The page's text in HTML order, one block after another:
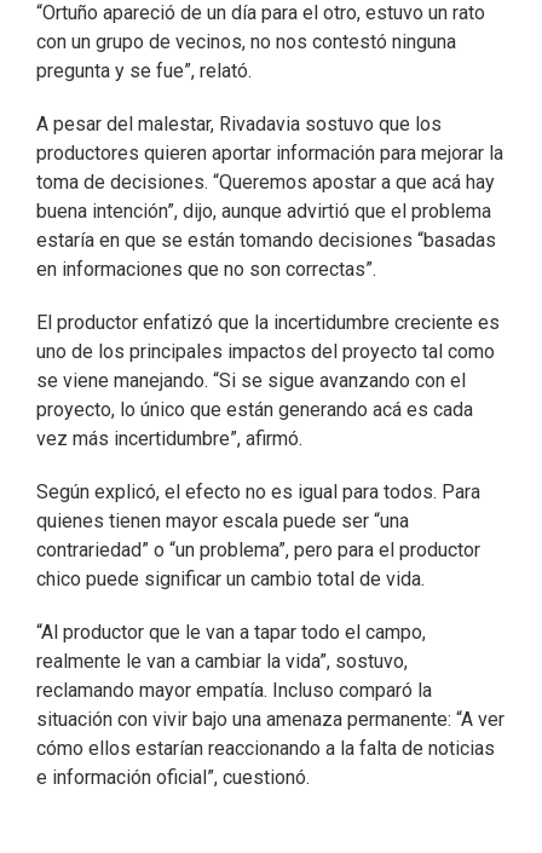
“Ortuño apareció de un día para el otro, estuvo un rato
con un grupo de vecinos, no nos contestó ninguna
pregunta y se fue”, relató.
A pesar del malestar, Rivadavia sostuvo que los
productores quieren aportar información para mejorar la
toma de decisiones. “Queremos apostar a que acá hay
buena intención”, dijo, aunque advirtió que el problema
estaría en que se están tomando decisiones “basadas
en informaciones que no son correctas”.
El productor enfatizó que la incertidumbre creciente es
uno de los principales impactos del proyecto tal como
se viene manejando. “Si se sigue avanzando con el
proyecto, lo único que están generando acá es cada
vez más incertidumbre”, afirmó.
Según explicó, el efecto no es igual para todos. Para
quienes tienen mayor escala puede ser “una
contrariedad” o “un problema”, pero para el productor
chico puede significar un cambio total de vida.
“Al productor que le van a tapar todo el campo,
realmente le van a cambiar la vida”, sostuvo,
reclamando mayor empatía. Incluso comparó la
situación con vivir bajo una amenaza permanente: “A ver
cómo ellos estarían reaccionando a la falta de noticias
e información oficial”, cuestionó.